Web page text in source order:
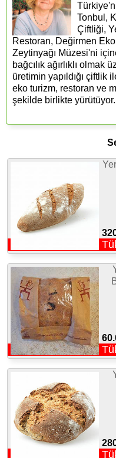
Tonbul,
Çiftliği,
Restoran, Değirmen
Zeytinyağı Müzesi'ni
bağcılık ağırlıklı olmak
üretimin yapıldığı çiftlik
eko turizm, restoran ve
şekilde birlikte yürütüyor.